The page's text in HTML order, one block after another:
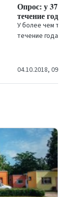
Опрос: у
течение
У более чем
течение года
04.10.2018, 09:44